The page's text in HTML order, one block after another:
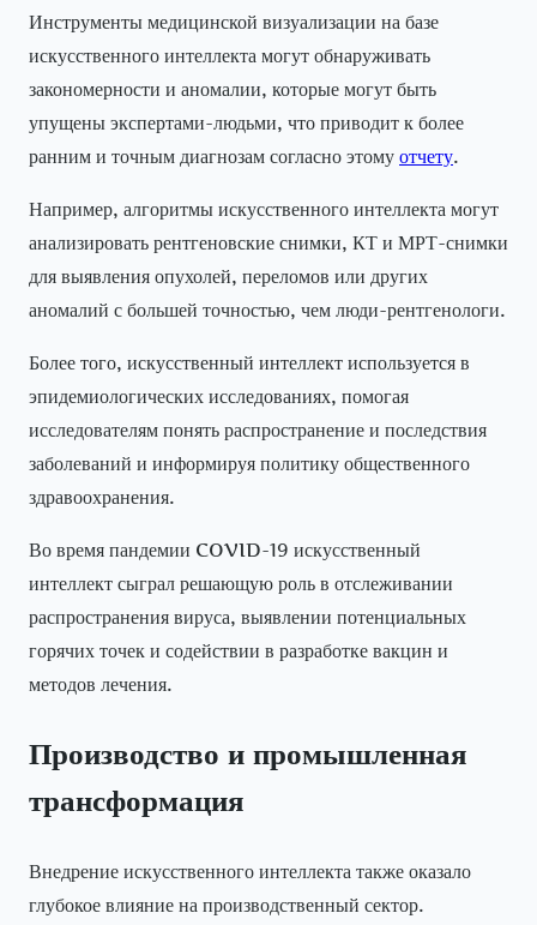
Инструменты медицинской визуализации на базе
искусственного интеллекта могут обнаруживать
закономерности и аномалии, которые могут быть
упущены экспертами-людьми, что приводит к более
ранним и точным диагнозам согласно этому отчету.
Например, алгоритмы искусственного интеллекта могут
анализировать рентгеновские снимки, КТ и МРТ-снимки
для выявления опухолей, переломов или других
аномалий с большей точностью, чем люди-рентгенологи.
Более того, искусственный интеллект используется в
эпидемиологических исследованиях, помогая
исследователям понять распространение и последствия
заболеваний и информируя политику общественного
здравоохранения.
Во время пандемии COVID-19 искусственный
интеллект сыграл решающую роль в отслеживании
распространения вируса, выявлении потенциальных
горячих точек и содействии в разработке вакцин и
методов лечения.
Производство и промышленная
трансформация
Внедрение искусственного интеллекта также оказало
глубокое влияние на производственный сектор.